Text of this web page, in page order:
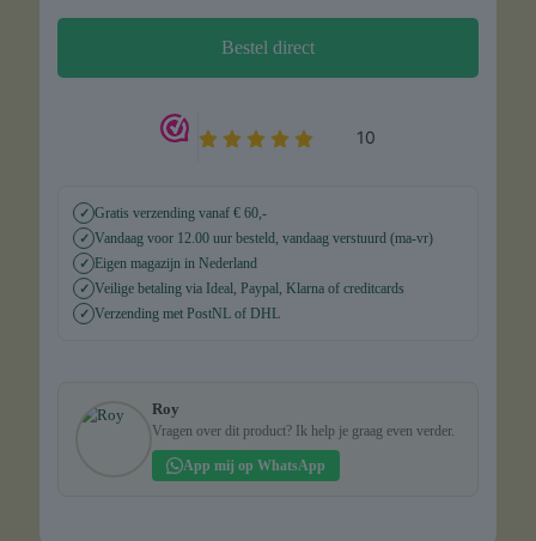
Bestel direct
✓ Gratis verzending vanaf € 60,-
✓ Vandaag voor 12.00 uur besteld, vandaag verstuurd (ma-vr)
✓ Eigen magazijn in Nederland
✓ Veilige betaling via Ideal, Paypal, Klarna of creditcards
✓ Verzending met PostNL of DHL
Roy
Vragen over dit product? Ik help je graag even verder.
App mij op WhatsApp